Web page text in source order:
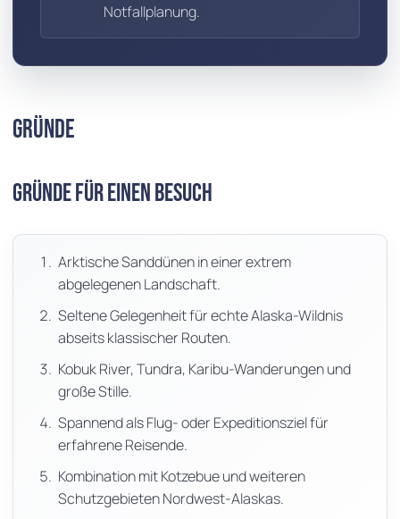
Notfallplanung.
Gründe
Gründe für einen Besuch
Arktische Sanddünen in einer extrem
abgelegenen Landschaft.
Seltene Gelegenheit für echte Alaska-Wildnis
abseits klassischer Routen.
Kobuk River, Tundra, Karibu-Wanderungen und
große Stille.
Spannend als Flug- oder Expeditionsziel für
erfahrene Reisende.
Kombination mit Kotzebue und weiteren
Schutzgebieten Nordwest-Alaskas.